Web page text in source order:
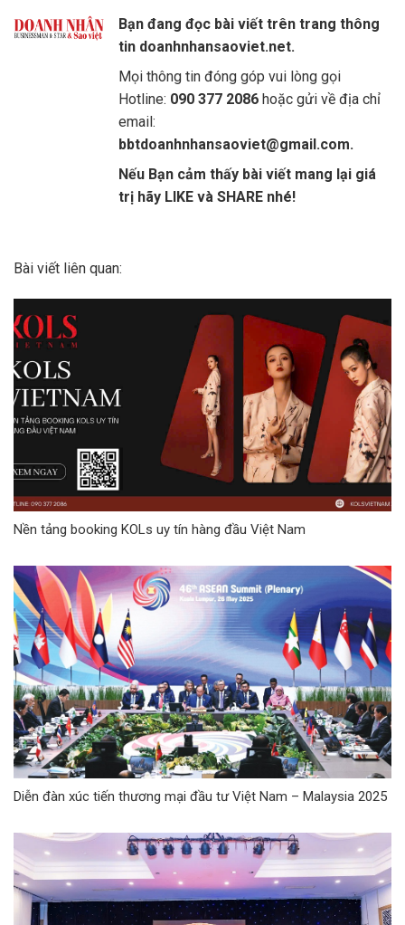
Bạn đang đọc bài viết trên trang thông
tin doanhnhansaoviet.net.
Mọi thông tin đóng góp vui lòng gọi
Hotline: 090 377 2086 hoặc gửi về địa chỉ
email:
bbtdoanhnhansaoviet@gmail.com.
Nếu Bạn cảm thấy bài viết mang lại giá
trị hãy LIKE và SHARE nhé!
Bài viết liên quan:
Nền tảng booking KOLs uy tín hàng đầu Việt Nam
Diễn đàn xúc tiến thương mại đầu tư Việt Nam – Malaysia 2025